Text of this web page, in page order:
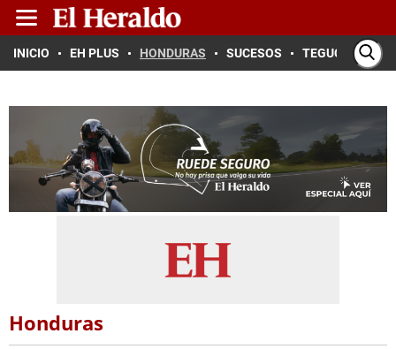
INICIO EH PLUS HONDURAS SUCESOS TEGUCIGALPA
Honduras